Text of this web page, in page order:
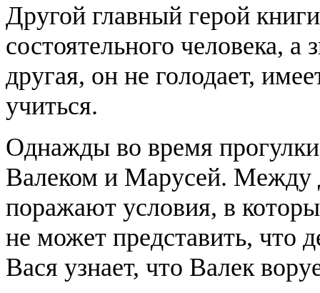
Другой главный герой
состоятельного человека,
другая, он не голодает,
учиться.
Однажды во время прогулки
Валеком и Марусей. Между
поражают условия, в
не может представить, что
Вася узнает, что Валек